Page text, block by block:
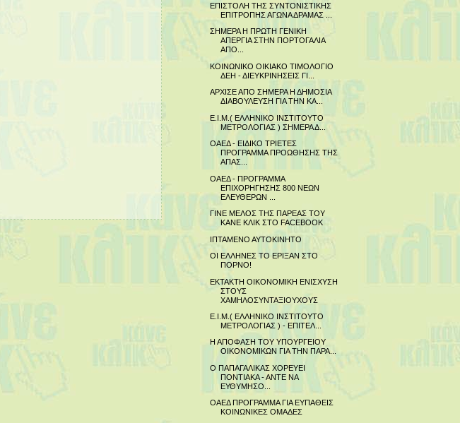
ΕΠΙΣΤΟΛΗ ΤΗΣ ΣΥΝΤΟΝΙΣΤΙΚΗΣ
ΕΠΙΤΡΟΠΗΣ ΑΓΩΝΑ ΔΡΑΜΑΣ ...
ΣΗΜΕΡΑ Η ΠΡΩΤΗ ΓΕΝΙΚΗ
ΑΠΕΡΓΙΑ ΣΤΗΝ ΠΟΡΤΟΓΑΛΙΑ
ΑΠΟ...
ΚΟΙΝΩΝΙΚΟ ΟΙΚΙΑΚΟ ΤΙΜΟΛΟΓΙΟ
ΔΕΗ - ΔΙΕΥΚΡΙΝΗΣΕΙΣ ΓΙ...
ΑΡΧΙΣΕ ΑΠΟ ΣΗΜΕΡΑ Η ΔΗΜΟΣΙΑ
ΔΙΑΒΟΥΛΕΥΣΗ ΓΙΑ ΤΗΝ ΚΑ...
Ε.Ι.Μ.( ΕΛΛΗΝΙΚΟ ΙΝΣΤΙΤΟΥΤΟ
ΜΕΤΡΟΛΟΓΙΑΣ ) ΣΗΜΕΡΑ Δ...
ΟΑΕΔ - ΕΙΔΙΚΟ ΤΡΙΕΤΕΣ
ΠΡΟΓΡΑΜΜΑ ΠΡΟΩΘΗΣΗΣ ΤΗΣ
ΑΠΑΣ...
ΟΑΕΔ - ΠΡΟΓΡΑΜΜΑ
ΕΠΙΧΟΡΗΓΗΣΗΣ 800 ΝΕΩΝ
ΕΛΕΥΘΕΡΩΝ ...
ΓΙΝΕ ΜΕΛΟΣ ΤΗΣ ΠΑΡΕΑΣ ΤΟΥ
ΚΑΝΕ ΚΛΙΚ ΣΤΟ FACEBOOK
ΙΠΤΑΜΕΝΟ ΑΥΤΟΚΙΝΗΤΟ
ΟΙ ΕΛΛΗΝΕΣ ΤΟ ΕΡΙΞΑΝ ΣΤΟ
ΠΟΡΝΟ!
ΕΚΤΑΚΤΗ ΟΙΚΟΝΟΜΙΚΗ ΕΝΙΣΧΥΣΗ
ΣΤΟΥΣ
ΧΑΜΗΛΟΣΥΝΤΑΞΙΟΥΧΟΥΣ
Ε.Ι.Μ.( ΕΛΛΗΝΙΚΟ ΙΝΣΤΙΤΟΥΤΟ
ΜΕΤΡΟΛΟΓΙΑΣ ) - ΕΠΙΤΕΛ...
Η ΑΠΟΦΑΣΗ ΤΟΥ ΥΠΟΥΡΓΕΙΟΥ
ΟΙΚΟΝΟΜΙΚΩΝ ΓΙΑ ΤΗΝ ΠΑΡΑ...
Ο ΠΑΠΑΓΑΛΙΚΑΣ ΧΟΡΕΥΕΙ
ΠΟΝΤΙΑΚΑ - ΑΝΤΕ ΝΑ
ΕΥΘΥΜΗΣΟ...
ΟΑΕΔ ΠΡΟΓΡΑΜΜΑ ΓΙΑ ΕΥΠΑΘΕΙΣ
ΚΟΙΝΩΝΙΚΕΣ ΟΜΑΔΕΣ